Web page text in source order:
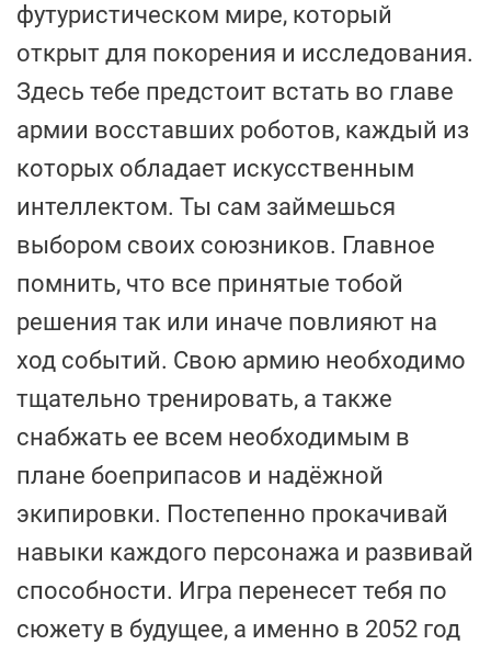
футуристическом мире, который
открыт для покорения и исследования.
Здесь тебе предстоит встать во главе
армии восставших роботов, каждый из
которых обладает искусственным
интеллектом. Ты сам займешься
выбором своих союзников. Главное
помнить, что все принятые тобой
решения так или иначе повлияют на
ход событий. Свою армию необходимо
тщательно тренировать, а также
снабжать ее всем необходимым в
плане боеприпасов и надёжной
экипировки. Постепенно прокачивай
навыки каждого персонажа и развивай
способности. Игра перенесет тебя по
сюжету в будущее, а именно в 2052 год